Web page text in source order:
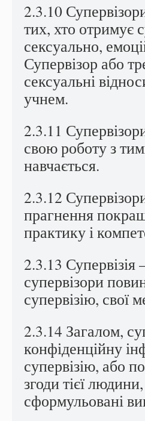
2.3.10
тих, хто отримує
сексуально,
Супервізор або
сексуальні
учнем.
2.3.11
свою роботу з
навчається.
2.3.12
прагнення
практику і
2.3.13 Супервізія
супервізори
супервізію, свої
2.3.14 Загалом,
конфіденційну
супервізію, або
згоди тієї
сформульовані